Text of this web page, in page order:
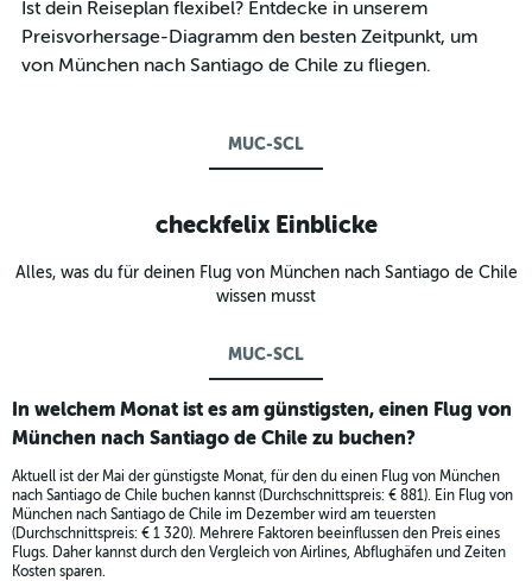
Ist dein Reiseplan flexibel? Entdecke in unserem
Preisvorhersage-Diagramm den besten Zeitpunkt, um
von München nach Santiago de Chile zu fliegen.
MUC-SCL
checkfelix Einblicke
Alles, was du für deinen Flug von München nach Santiago de Chile
wissen musst
MUC-SCL
In welchem Monat ist es am günstigsten, einen Flug von
München nach Santiago de Chile zu buchen?
Aktuell ist der Mai der günstigste Monat, für den du einen Flug von München
nach Santiago de Chile buchen kannst (Durchschnittspreis: € 881). Ein Flug von
München nach Santiago de Chile im Dezember wird am teuersten
(Durchschnittspreis: € 1 320). Mehrere Faktoren beeinflussen den Preis eines
Flugs. Daher kannst durch den Vergleich von Airlines, Abflughäfen und Zeiten
Kosten sparen.